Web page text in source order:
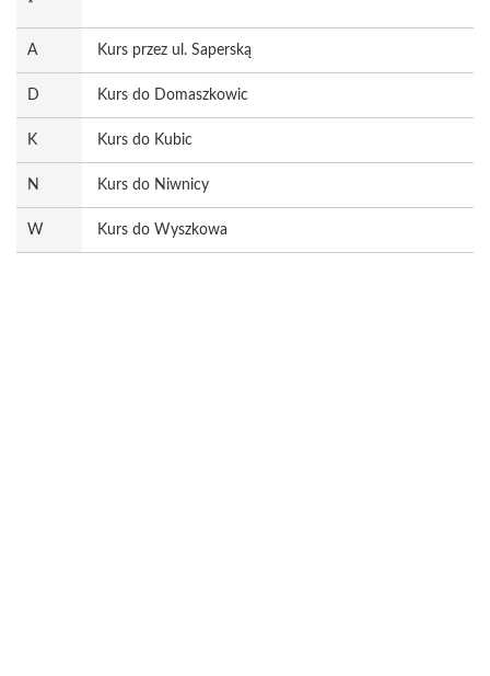
*
A Kurs przez ul. Saperską
D Kurs do Domaszkowic
K Kurs do Kubic
N Kurs do Niwnicy
W Kurs do Wyszkowa